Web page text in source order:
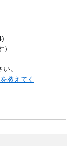
。
教えてく